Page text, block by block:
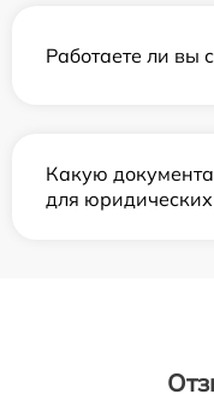
Работаете ли вы
Какую
для